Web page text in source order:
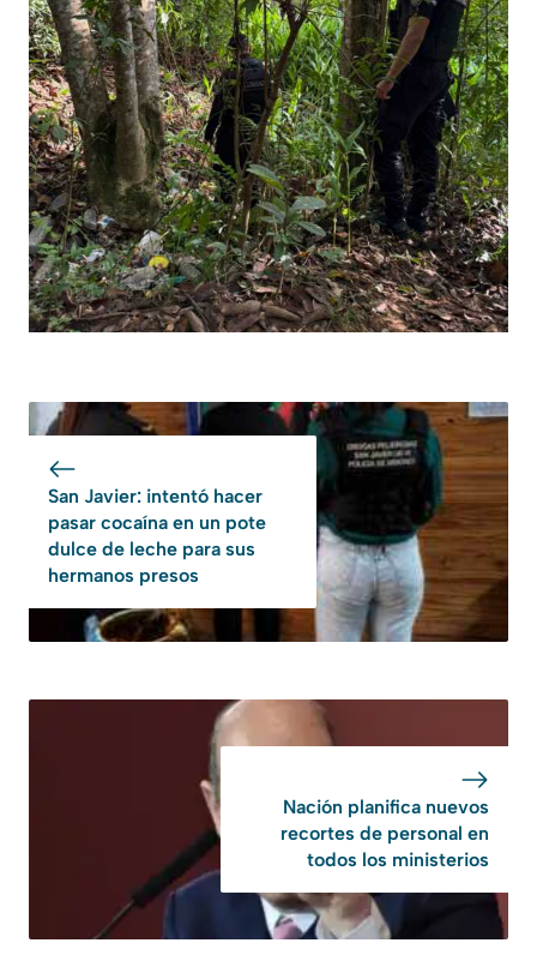
San Javier: intentó hacer
pasar cocaína en un pote
dulce de leche para sus
hermanos presos
Nación planifica nuevos
recortes de personal en
todos los ministerios